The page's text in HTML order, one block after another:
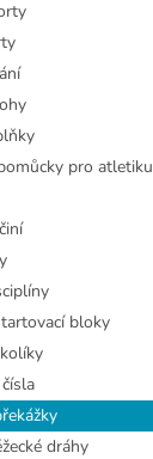
pro atletiku
bloky
dráhy